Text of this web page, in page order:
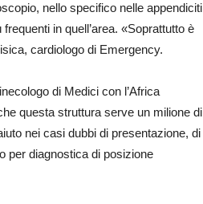
nello specifico nelle appendiciti
in quell’area. «Soprattutto è
cardiologo di Emergency.
di Medici con l’Africa
questa struttura serve un milione di
nei casi dubbi di presentazione, di
per diagnostica di posizione